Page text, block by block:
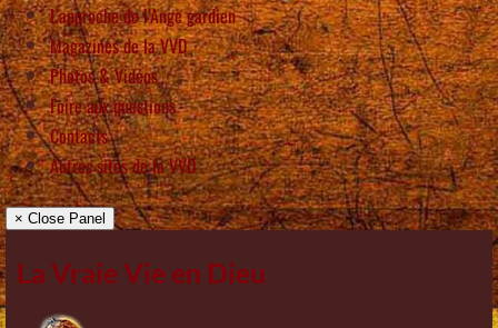
L’approche de l’Ange gardien
Magazines de la VVD
Photos & Vidéos
Foire aux questions
Contacts
Autres sites de la VVD
× Close Panel
La Vraie Vie en Dieu